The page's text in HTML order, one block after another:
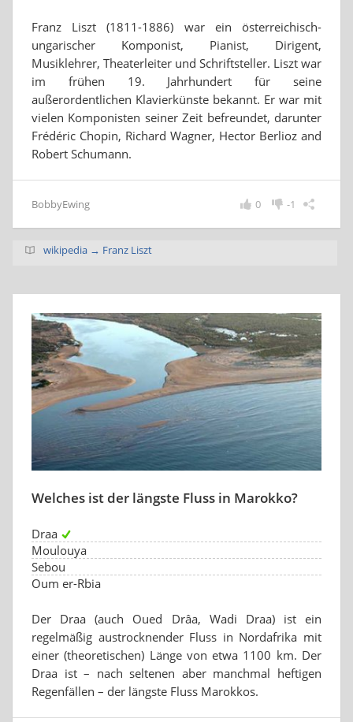
Franz Liszt (1811-1886) war ein österreichisch-
ungarischer Komponist, Pianist, Dirigent,
Musiklehrer, Theaterleiter und Schriftsteller. Liszt war
im frühen 19. Jahrhundert für seine
außerordentlichen Klavierkünste bekannt. Er war mit
vielen Komponisten seiner Zeit befreundet, darunter
Frédéric Chopin, Richard Wagner, Hector Berlioz and
Robert Schumann.
BobbyEwing -1
0
wikipedia → Franz Liszt
Welches ist der längste Fluss in Marokko?
Draa
Moulouya
Sebou
Oum er-Rbia
Der Draa (auch Oued Drâa, Wadi Draa) ist ein
regelmäßig austrocknender Fluss in Nordafrika mit
einer (theoretischen) Länge von etwa 1100 km. Der
Draa ist – nach seltenen aber manchmal heftigen
Regenfällen – der längste Fluss Marokkos.